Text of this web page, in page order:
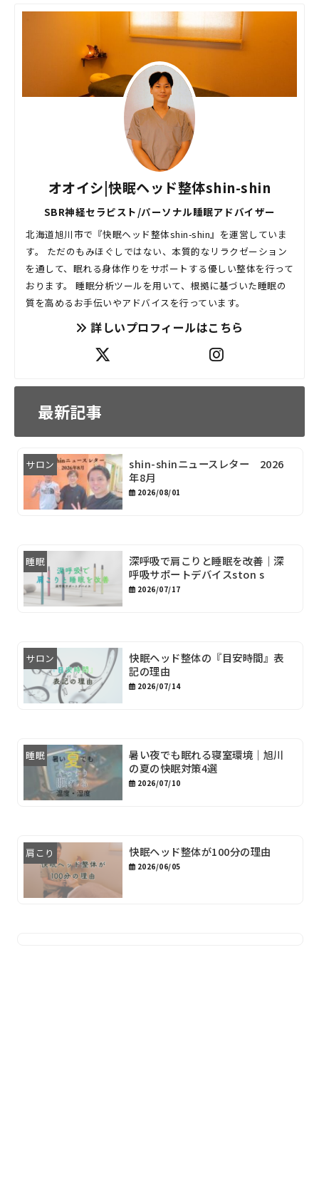
オオイシ|快眠ヘッド整体shin-shin
SBR神経セラピスト/パーソナル睡眠アドバイザー
北海道旭川市で『快眠ヘッド整体shin-shin』を運営していま
す。 ただのもみほぐしではない、本質的なリラクゼーション
を通して、眠れる身体作りをサポートする優しい整体を行って
おります。 睡眠分析ツールを用いて、根拠に基づいた睡眠の
質を高めるお手伝いやアドバイスを行っています。
詳しいプロフィールはこちら
最新記事
サロン
shin-shinニュースレター 2026
年8月
2026/08/01
睡眠
深呼吸で肩こりと睡眠を改善｜深
呼吸サポートデバイスston s
2026/07/17
サロン
快眠ヘッド整体の『目安時間』表
記の理由
2026/07/14
睡眠
暑い夜でも眠れる寝室環境｜旭川
の夏の快眠対策4選
2026/07/10
肩こり 快眠ヘッド整体が100分の理由
2026/06/05